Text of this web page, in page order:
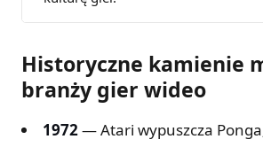
Historyczne kamienie
branży gier wideo
1972— Atari wypuszcza